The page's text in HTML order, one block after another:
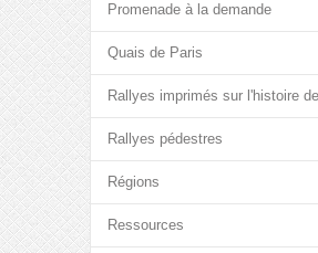
Promenade à la demande
Quais de Paris
Rallyes imprimés sur l'histoire
Rallyes pédestres
Régions
Ressources